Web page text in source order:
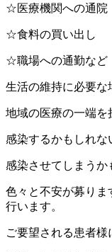
☆医療機関への通院
☆食料の買い出し
☆職場への通勤など
生活の維持に必要な
地域の医療の一端を
感染するかもしれな
感染させてしまうか
色々と不安が募りま
行います。
ご要望される患者